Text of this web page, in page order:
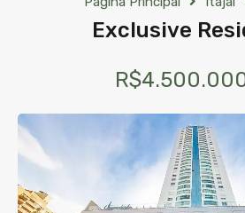
Exclusive